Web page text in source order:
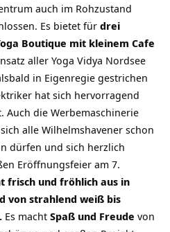
auch im Rohzustand
Es bietet für drei
Boutique mit kleinem Cafe
aller Yoga Vidya Nordsee
in Eigenregie gestrichen
hat sich hervorragend
Auch die Werbemaschinerie
alle Wilhelmshavener schon
dürfen und sich herzlich
Eröffnungsfeier am 7.
frisch und fröhlich aus in
von strahlend weiß bis
Es macht Spaß und Freude von